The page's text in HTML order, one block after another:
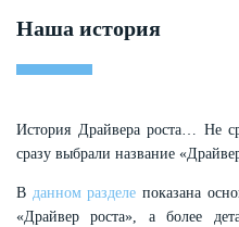
Наша история
История Драйвера роста… Не
сразу выбрали название
В данном разделе показана
«Драйвер роста», а более